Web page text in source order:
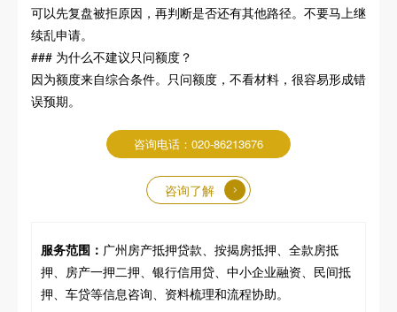
可以先复盘被拒原因，再判断是否还有其他路径。不要马上继
续乱申请。
### 为什么不建议只问额度？
因为额度来自综合条件。只问额度，不看材料，很容易形成错
误预期。
咨询电话：020-86213676
咨询了解
服务范围： 广州房产抵押贷款、按揭房抵押、全款房抵
押、房产一押二押、银行信用贷、中小企业融资、民间抵
押、车贷等信息咨询、资料梳理和流程协助。